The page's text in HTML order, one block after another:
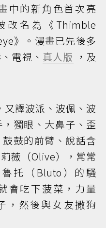
中的新角色首次亮
改名為《Thimble
》。漫畫已先後多
電視、 真人版 ，及
譯波派、波佩、波
獨眼、大鼻子、歪
鼓的前臂、說話含
薇（Olive），常常
托（Bluto）的騷
會吃下菠菜，力量
，然後與女友撒狗